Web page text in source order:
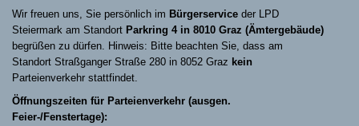
Wir freuen uns, Sie persönlich im Bürgerserviceder LPD
Steiermark am Standort Parkring 4 in 8010 Graz (Ämtergebäude)
begrüßen zu dürfen. Hinweis: Bitte beachten Sie, dass am
Standort Straßganger Straße 280 in 8052 Graz kein
Parteienverkehr stattfindet.
Öffnungszeiten für Parteienverkehr (ausgen.
Feier-/Fenstertage):